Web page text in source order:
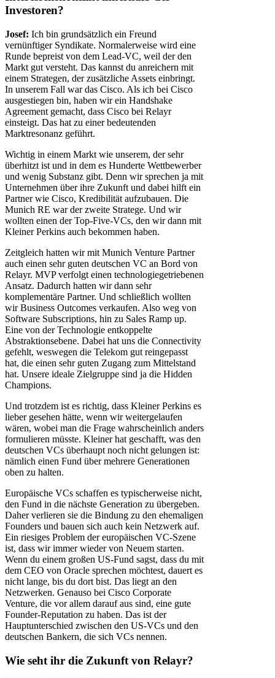
Investoren?
Josef: Ich bin grundsätzlich ein Freund
vernünftiger Syndikate. Normalerweise wird eine
Runde bepreist von dem Lead-VC, weil der den
Markt gut versteht. Das kannst du anreichern mit
einem Strategen, der zusätzliche Assets einbringt.
In unserem Fall war das Cisco. Als ich bei Cisco
ausgestiegen bin, haben wir ein Handshake
Agreement gemacht, dass Cisco bei Relayr
einsteigt. Das hat zu einer bedeutenden
Marktresonanz geführt.
Wichtig in einem Markt wie unserem, der sehr
überhitzt ist und in dem es Hunderte Wettbewerber
und wenig Substanz gibt. Denn wir sprechen ja mit
Unternehmen über ihre Zukunft und dabei hilft ein
Partner wie Cisco, Kredibilität aufzubauen. Die
Munich RE war der zweite Stratege. Und wir
wollten einen der Top-Five-VCs, den wir dann mit
Kleiner Perkins auch bekommen haben.
Zeitgleich hatten wir mit Munich Venture Partner
auch einen sehr guten deutschen VC an Bord von
Relayr. MVP verfolgt einen technologiegetriebenen
Ansatz. Dadurch hatten wir dann sehr
komplementäre Partner. Und schließlich wollten
wir Business Outcomes verkaufen. Also weg von
Software Subscriptions, hin zu Sales Ramp up.
Eine von der Technologie entkoppelte
Abstraktionsebene. Dabei hat uns die Connectivity
gefehlt, weswegen die Telekom gut reingepasst
hat, die einen sehr guten Zugang zum Mittelstand
hat. Unsere ideale Zielgruppe sind ja die Hidden
Champions.
Und trotzdem ist es richtig, dass Kleiner Perkins es
lieber gesehen hätte, wenn wir weitergelaufen
wären, wobei man die Frage wahrscheinlich anders
formulieren müsste. Kleiner hat geschafft, was den
deutschen VCs überhaupt noch nicht gelungen ist:
nämlich einen Fund über mehrere Generationen
oben zu halten.
Europäische VCs schaffen es typischerweise nicht,
den Fund in die nächste Generation zu übergeben.
Daher verlieren sie die Bindung zu den ehemaligen
Founders und bauen sich auch kein Netzwerk auf.
Ein riesiges Problem der europäischen VC-Szene
ist, dass wir immer wieder von Neuem starten.
Wenn du einem großen US-Fund sagst, dass du mit
dem CEO von Oracle sprechen möchtest, dauert es
nicht lange, bis du dort bist. Das liegt an den
Netzwerken. Genauso bei Cisco Corporate
Venture, die vor allem darauf aus sind, eine gute
Founder-Reputation zu haben. Das ist der
Hauptunterschied zwischen den US-VCs und den
deutschen Bankern, die sich VCs nennen.
Wie seht ihr die Zukunft von Relayr?